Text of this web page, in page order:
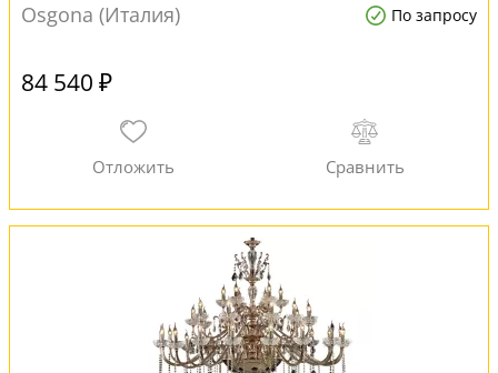
Osgona (Италия)
По запросу
84 540 ₽